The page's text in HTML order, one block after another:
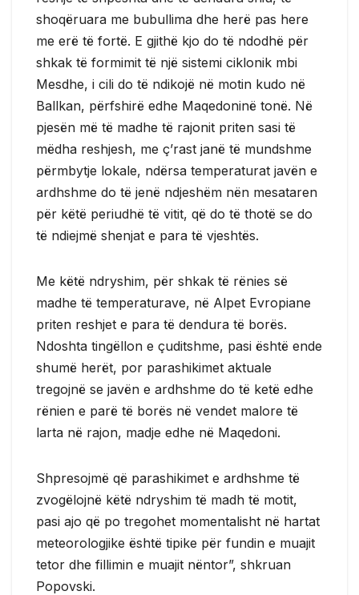
shoqëruara me bubullima dhe herë pas here
me erë të fortë. E gjithë kjo do të ndodhë për
shkak të formimit të një sistemi ciklonik mbi
Mesdhe, i cili do të ndikojë në motin kudo në
Ballkan, përfshirë edhe Maqedoninë tonë. Në
pjesën më të madhe të rajonit priten sasi të
mëdha reshjesh, me ç’rast janë të mundshme
përmbytje lokale, ndërsa temperaturat javën e
ardhshme do të jenë ndjeshëm nën mesataren
për këtë periudhë të vitit, që do të thotë se do
të ndiejmë shenjat e para të vjeshtës.
Me këtë ndryshim, për shkak të rënies së
madhe të temperaturave, në Alpet Evropiane
priten reshjet e para të dendura të borës.
Ndoshta tingëllon e çuditshme, pasi është ende
shumë herët, por parashikimet aktuale
tregojnë se javën e ardhshme do të ketë edhe
rënien e parë të borës në vendet malore të
larta në rajon, madje edhe në Maqedoni.
Shpresojmë që parashikimet e ardhshme të
zvogëlojnë këtë ndryshim të madh të motit,
pasi ajo që po tregohet momentalisht në hartat
meteorologjike është tipike për fundin e muajit
tetor dhe fillimin e muajit nëntor”, shkruan
Popovski.